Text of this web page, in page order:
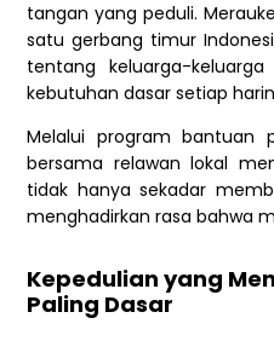
tangan yang peduli.
satu gerbang timur
tentang keluarga-
kebutuhan dasar setiap
Melalui program bantuan
bersama relawan lokal
tidak hanya sekadar
menghadirkan rasa bahwa
Kepedulian yang
Paling Dasar